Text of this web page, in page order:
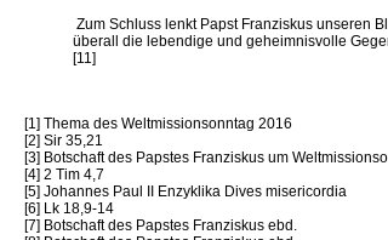
Zum Schluss lenkt Papst Franziskus unseren
überall die lebendige und geheimnisvolle
[11]
[1] Thema des Weltmissionsonntag 2016
[2] Sir 35,21
[3] Botschaft des Papstes Franziskus um
[4] 2 Tim 4,7
[5] Johannes Paul II Enzyklika Dives misericordia
[6] Lk 18,9-14
[7] Botschaft des Papstes Franziskus ebd.